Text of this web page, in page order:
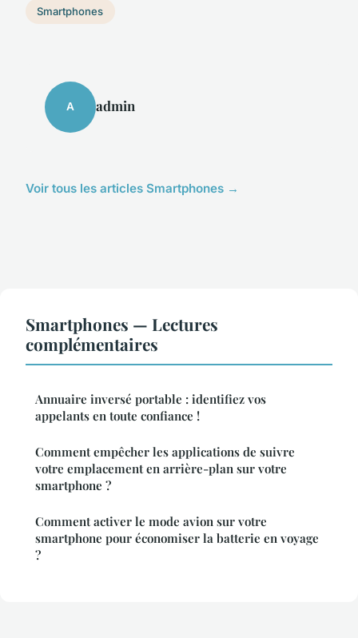
Smartphones
A admin
Voir tous les articles Smartphones →
Smartphones — Lectures
complémentaires
Annuaire inversé portable : identifiez vos
appelants en toute confiance !
Comment empêcher les applications de suivre
votre emplacement en arrière-plan sur votre
smartphone ?
Comment activer le mode avion sur votre
smartphone pour économiser la batterie en voyage
?